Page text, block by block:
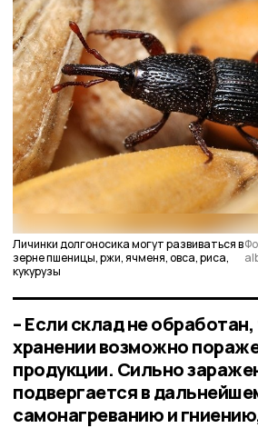
Личинки долгоносика могут развиваться в
зерне пшеницы, ржи, ячменя, овса, риса,
кукурузы
– Если склад не обработан,
хранении возможно
продукции. Сильно
подвергается в
самонагреванию и